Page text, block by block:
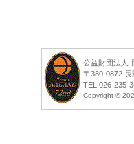
公益財団法人
〒380-0872
TEL.026-235-
Copyright ©